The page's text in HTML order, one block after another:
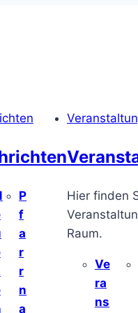
P
f
a
r
r
n
a
Hier finden
Raum.
Ve
ra
ns